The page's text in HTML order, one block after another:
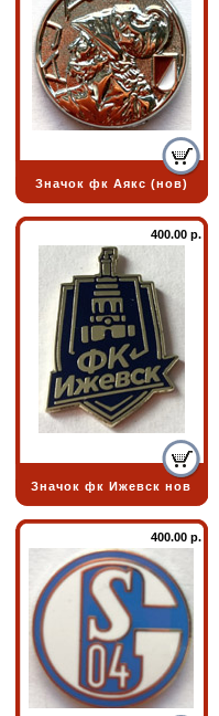
Значок фк Аякс (нов)
400.00 р.
Значок фк Ижевск нов
400.00 р.